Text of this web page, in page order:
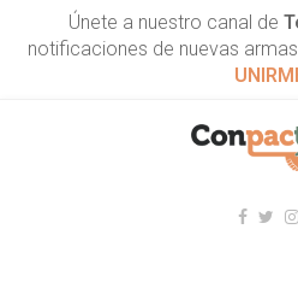
Únete a nuestro canal de
notificaciones de nuevas